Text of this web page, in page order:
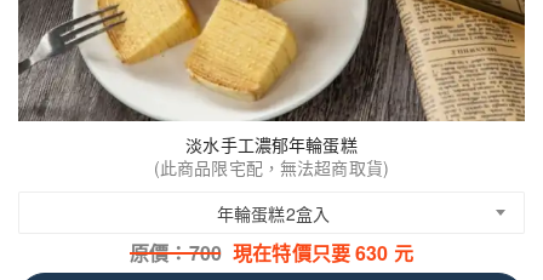
淡水手工濃郁年輪蛋糕
(此商品限宅配，無法超商取貨)
年輪蛋糕2盒入
原價：700 現在特價只要630 元